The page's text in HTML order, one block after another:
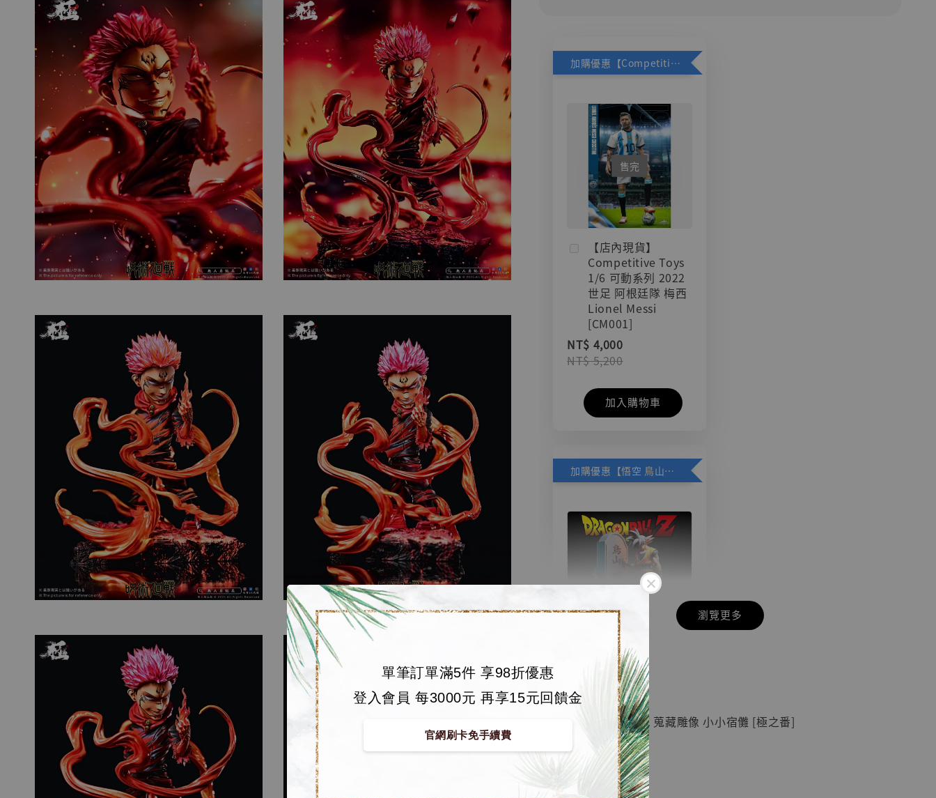
單筆訂單滿5件 享98折優惠
登入會員 每3000元 再享15元回饋金
官網刷卡免手續費
加購優惠【Competitive Toys 梅西 [CM001]】
售完
【店內現貨】
Competitive Toys
1/6 可動系列 2022
世足 阿根廷隊 梅西
Lionel Messi
[CM001]
NT$ 4,000
NT$ 5,200
加入購物車
加購優惠【悟空 鳥山明紀念款 [奇蹟工作室]】
【店內現貨】七龍珠
系列蒐藏雕像 悟空
鳥山明紀念款 [奇蹟
工作室]
NT$ 4,280
NT$ 5,580
- +
加入購物車
瀏覽更多
🏝【無人島玩具】
【預購】咒術迴戰 GK 蒐藏雕像 小小宿儺 [極之番]
■ 商品資訊：